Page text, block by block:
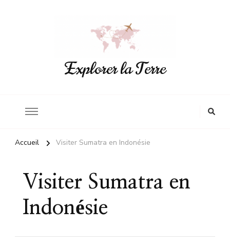
Explorer la Terre
Accueil Visiter Sumatra en Indonésie
Visiter Sumatra en
Indonésie